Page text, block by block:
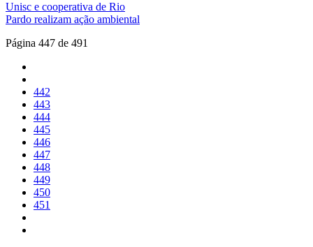
Unisc e cooperativa de Rio
Pardo realizam ação ambiental
Página 447 de 491
442
443
444
445
446
447
448
449
450
451